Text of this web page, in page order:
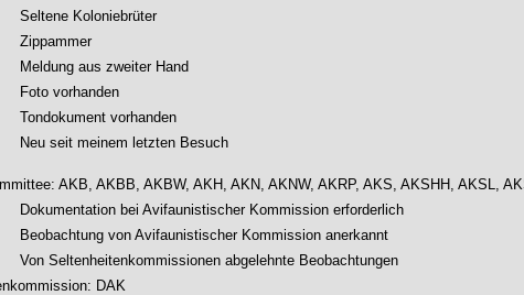
Seltene Koloniebrüter
Zippammer
Meldung aus zweiter Hand
Foto vorhanden
Tondokument vorhanden
Neu seit meinem letzten Besuch
AKB, AKBB, AKBW, AKH, AKN, AKNW, AKRP, AKS, AKSHH, AKSL,
Dokumentation bei Avifaunistischer Kommission erforderlich
Beobachtung von Avifaunistischer Kommission anerkannt
Von Seltenheitenkommissionen abgelehnte Beobachtungen
DAK